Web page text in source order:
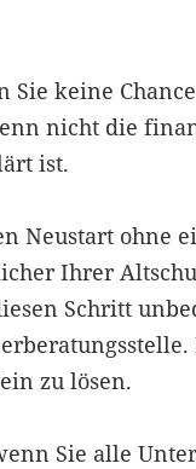
Sie keine
nicht die
ist.
Neustart ohne
Ihrer
Schritt
zu lösen.
Sie alle